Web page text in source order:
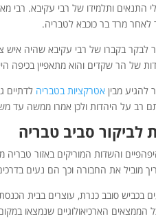
התנאים ותלמידו של רבי עקיבא. רבי
לאחר מרד בר כוכבא לטבריה.
לבקר בקברו של רבי עקיבא שהיה איש
של הר שקדים והוא מתאפיין בכיפה
להגיע מבין אטרקציות בטבריה לדתיים
רב על היהדות ולכן אמרו ממשה עד
לביקור סביב טבריה
והשדות המוריקים באזור טבריה
מוביל את החבורה וכך הם נעים
בכביש סובב כנרת, עוצרים בבית
הממצאים הארכיאולוגיים שנמצאו